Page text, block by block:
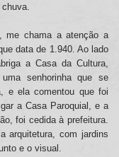
me chama a atenção a
data de 1.940. Ao lado
a Casa da Cultura,
senhorinha que se
e ela comentou que foi
a Casa Paroquial, e a
foi cedida à prefeitura.
arquitetura, com jardins
e o visual.